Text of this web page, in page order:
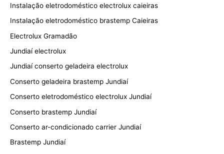
Instalação eletrodoméstico electrolux caieiras
Instalação eletrodoméstico brastemp Caieiras
Electrolux Gramadão
Jundiaí electrolux
Jundiaí conserto geladeira electrolux
Conserto geladeira brastemp Jundiaí
Conserto eletrodoméstico electrolux Jundiaí
Conserto brastemp Jundiaí
Conserto ar-condicionado carrier Jundiaí
Brastemp Jundiaí